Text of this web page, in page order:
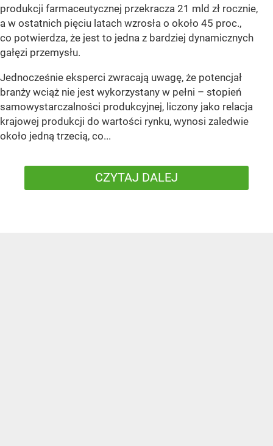
produkcji farmaceutycznej przekracza 21 mld zł rocznie,
a w ostatnich pięciu latach wzrosła o około 45 proc.,
co potwierdza, że jest to jedna z bardziej dynamicznych
gałęzi przemysłu.
Jednocześnie eksperci zwracają uwagę, że potencjał
branży wciąż nie jest wykorzystany w pełni – stopień
samowystarczalności produkcyjnej, liczony jako relacja
krajowej produkcji do wartości rynku, wynosi zaledwie
około jedną trzecią, co...
CZYTAJ DALEJ